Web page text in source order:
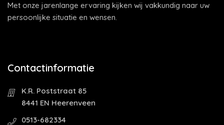
Met onze jarenlange ervaring kijken wij vakkundig naar uw
persoonlijke situatie en wensen.
Contactinformatie
K.R. Poststraat 85
8441 EN Heerenveen
0513-682334